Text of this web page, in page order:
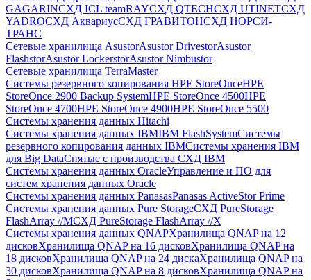
GAGARINСХД ICL teamRAYСХД QTECHСХД UTINETСХД
YADROСХД АквариусСХД ГРАВИТОНСХД НОРСИ-
ТРАНС
Сетевые хранилища AsustorAsustor DrivestorAsustor
FlashstorAsustor LockerstorAsustor Nimbustor
Сетевые хранилища TerraMaster
Системы резервного копирования HPE StoreOnceHPE
StoreOnce 2900 Backup SystemHPE StoreOnce 4500HPE
StoreOnce 4700HPE StoreOnce 4900HPE StoreOnce 5500
Системы хранения данных Hitachi
Системы хранения данных IBMIBM FlashSystemСистемы
резервного копирования данных IBMСистемы хранения IBM
для Big DataСнятые с производства СХД IBM
Системы хранения данных OracleУправление и ПО для
систем хранения данных Oracle
Системы хранения данных PanasasPanasas ActiveStor Prime
Системы хранения данных Pure StorageСХД PureStorage
FlashArray //MСХД PureStorage FlashArray //X
Системы хранения данных QNAPХранилища QNAP на 12
дисковХранилища QNAP на 16 дисковХранилища QNAP на
18 дисковХранилища QNAP на 24 дискаХранилища QNAP на
30 дисковХранилища QNAP на 8 дисковХранилища QNAP на